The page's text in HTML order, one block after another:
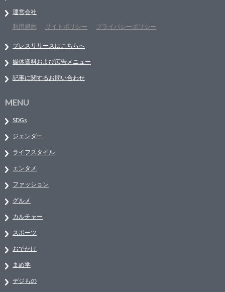
運営会社
利用規約
サイトポリシー プライバシーポリシー
プレスリリースはこちらへ
媒体資料および広告メニュー
記事に関するお問い合わせ
MENU
SDGs
ジェンダー
ライフスタイル
エンタメ
ファッション
グルメ
カルチャー
スポーツ
おでかけ
まめ学
デジもの